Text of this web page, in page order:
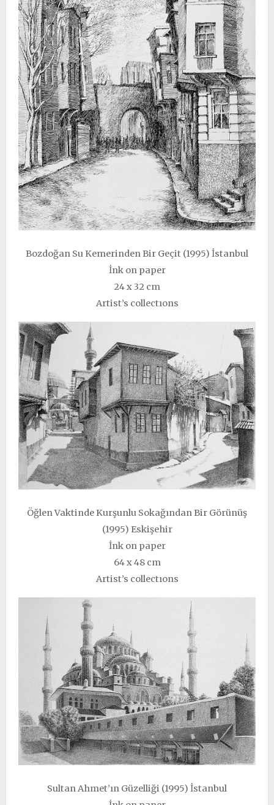
Bozdoğan Su Kemerinden Bir Geçit (1995) İstanbul
İnk on paper
24 x 32 cm
Artist’s collectıons
Öğlen Vaktinde Kurşunlu Sokağından Bir Görünüş
(1995) Eskişehir
İnk on paper
64 x 48 cm
Artist’s collectıons
Sultan Ahmet’ın Güzelliği (1995) İstanbul